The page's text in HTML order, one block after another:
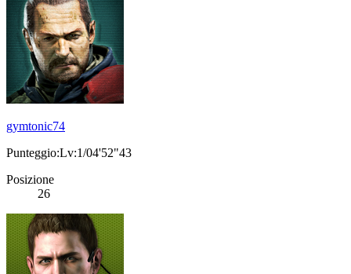
gymtonic74
Punteggio:Lv:1/04'52"43
Posizione
26